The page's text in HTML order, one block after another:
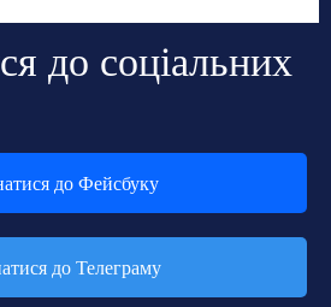
до соціальних
до Фейсбуку
до Телеграму